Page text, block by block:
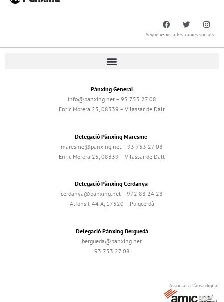
Segueix-nos a les xarxes socials
Pànxing General
info@panxing.net – 93 753 27 08
Enric Morera 25, 08339 – Vilassar de Dalt
Delegació Pànxing Maresme
maresme@panxing.net – 93 753 27 08
Enric Morera 25, 08339 – Vilassar de Dalt
Delegació Pànxing Cerdanya
cerdanya@panxing.net – 972 88 24 28
Alfons I, 44 A, 17520 – Puigcerdà
Delegació Pànxing Berguedà
bergueda@panxing.net
93 753 27 08
Associat a l'àrea digital